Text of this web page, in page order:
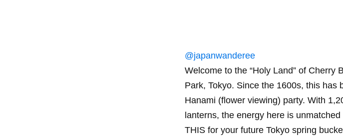
@japanwanderee
Welcome to the “Holy Land” of
Park, Tokyo. Since the 1600s, this has
Hanami (flower viewing) party. With
lanterns, the energy here is
THIS for your future Tokyo spring